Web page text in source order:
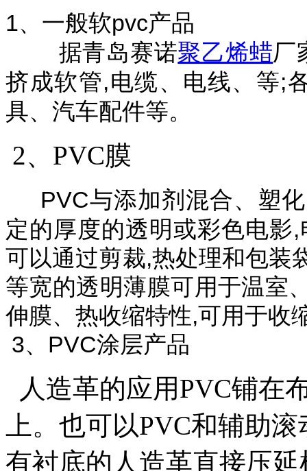
1、一般软pvc产品
据青岛赛诺聚乙烯蜡厂
挤成软管,电缆、电线、等;
具、汽车配件等。
2、PVC膜
PVC与添加剂混合、塑
定的厚度的透明或彩色电影
可以通过剪裁,热处理和包装
等宽的透明薄膜可用于温室
伸膜、热收缩特性,可用于收
3、PVC涂层产品
人造革的应用PVC铺在
上。也可以PVC和辅助
有衬底的人造革直接压